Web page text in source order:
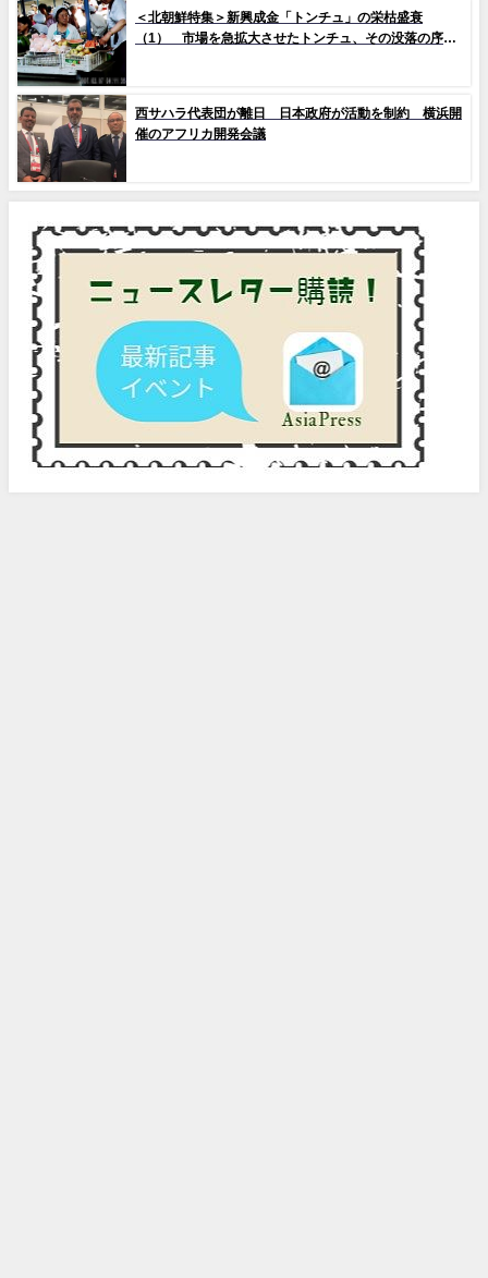
＜北朝鮮特集＞新興成金「トンチュ」の栄枯盛衰
（1） 市場を急拡大させたトンチュ、その没落の序幕
西サハラ代表団が離日 日本政府が活動を制約 横浜開
催のアフリカ開発会議